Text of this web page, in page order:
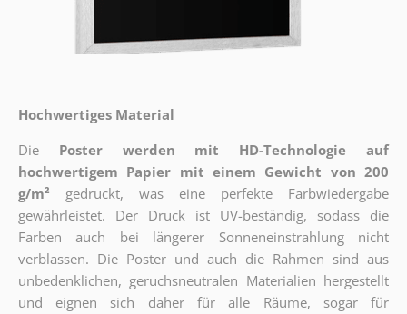
Hochwertiges Material
Die
Poster werden mit HD-Technologie auf
hochwertigem Papier mit einem Gewicht von 200
g/m²
gedruckt, was eine perfekte Farbwiedergabe
gewährleistet. Der Druck ist UV-beständig, sodass die
Farben auch bei längerer Sonneneinstrahlung nicht
verblassen. Die Poster und auch die Rahmen sind aus
unbedenklichen, geruchsneutralen Materialien hergestellt
und eignen sich daher für alle Räume, sogar für